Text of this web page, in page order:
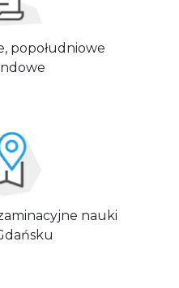
popołudniowe
nauki